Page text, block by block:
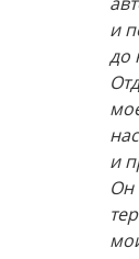
и
до
и
Он